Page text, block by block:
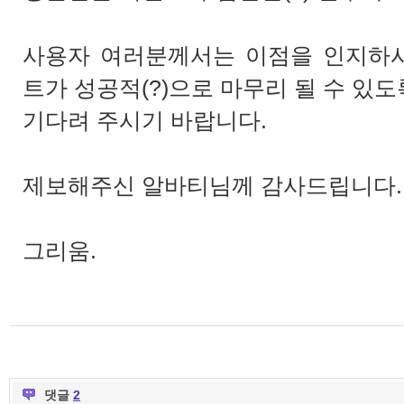
사용자 여러분께서는 이점을 인지하
트가 성공적(?)으로 마무리 될 수 있도
기다려 주시기 바랍니다.
제보해주신 알바티님께 감사드립니
그리움.
댓글 2